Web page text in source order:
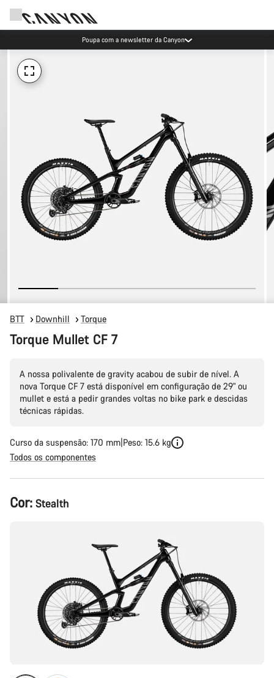
Poupa com a newsletter da Canyon
BTT Downhill Torque
Torque Mullet CF 7
A nossa polivalente de gravity acabou de subir de nível. A
nova Torque CF 7 está disponível em configuração de 29" ou
mullet e está a pedir grandes voltas no bike park e descidas
técnicas rápidas.
Curso da suspensão: 170 mm Peso: 15.6 kg
Todos os componentes
Configuração
do
Cor: Stealth